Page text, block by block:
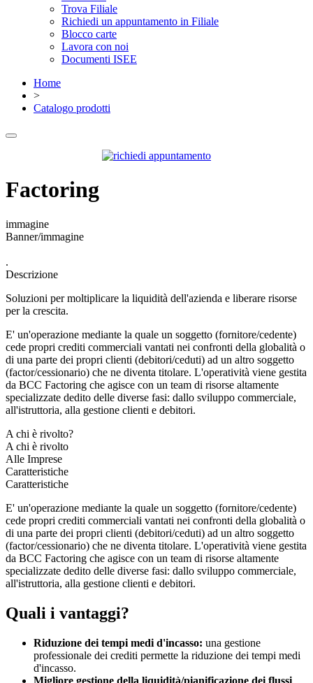
Trova Filiale
Richiedi un appuntamento in Filiale
Blocco carte
Lavora con noi
Documenti ISEE
Home
>
Catalogo prodotti
Factoring
immagine
Banner/immagine
.
Descrizione
Soluzioni per moltiplicare la liquidità dell'azienda e liberare risorse
per la crescita.
E' un'operazione mediante la quale un soggetto (fornitore/cedente)
cede propri crediti commerciali vantati nei confronti della globalità o
di una parte dei propri clienti (debitori/ceduti) ad un altro soggetto
(factor/cessionario) che ne diventa titolare. L'operatività viene gestita
da BCC Factoring che agisce con un team di risorse altamente
specializzate dedito delle diverse fasi: dallo sviluppo commerciale,
all'istruttoria, alla gestione clienti e debitori.
A chi è rivolto?
A chi è rivolto
Alle Imprese
Caratteristiche
Caratteristiche
E' un'operazione mediante la quale un soggetto (fornitore/cedente)
cede propri crediti commerciali vantati nei confronti della globalità o
di una parte dei propri clienti (debitori/ceduti) ad un altro soggetto
(factor/cessionario) che ne diventa titolare. L'operatività viene gestita
da BCC Factoring che agisce con un team di risorse altamente
specializzate dedito delle diverse fasi: dallo sviluppo commerciale,
all'istruttoria, alla gestione clienti e debitori.
Quali i vantaggi?
Riduzione dei tempi medi d'incasso: una gestione
professionale dei crediti permette la riduzione dei tempi medi
d'incasso.
Migliore gestione della liquidità/pianificazione dei flussi